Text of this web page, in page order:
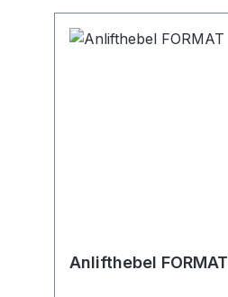
Anlifthebel FORMAT